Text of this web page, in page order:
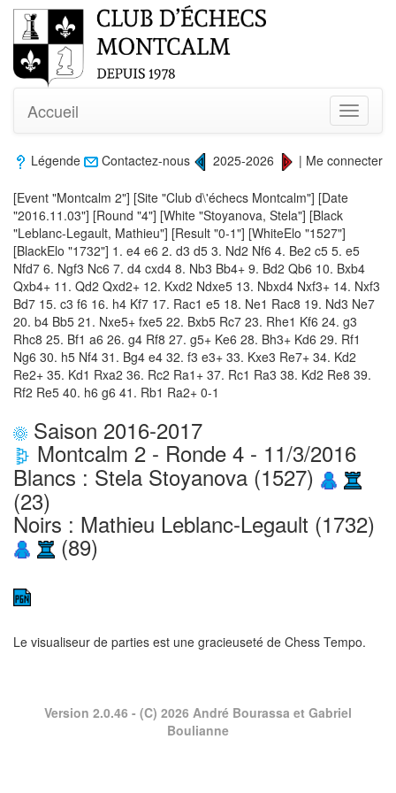
Toggle
Accueil
Légende Contactez-nous 2025-2026 | Me connecter
[Event "Montcalm 2"] [Site "Club d\'échecs Montcalm"] [Date
"2016.11.03"] [Round "4"] [White "Stoyanova, Stela"] [Black
"Leblanc-Legault, Mathieu"] [Result "0-1"] [WhiteElo "1527"]
[BlackElo "1732"] 1. e4 e6 2. d3 d5 3. Nd2 Nf6 4. Be2 c5 5. e5
Nfd7 6. Ngf3 Nc6 7. d4 cxd4 8. Nb3 Bb4+ 9. Bd2 Qb6 10. Bxb4
Qxb4+ 11. Qd2 Qxd2+ 12. Kxd2 Ndxe5 13. Nbxd4 Nxf3+ 14. Nxf3
Bd7 15. c3 f6 16. h4 Kf7 17. Rac1 e5 18. Ne1 Rac8 19. Nd3 Ne7
20. b4 Bb5 21. Nxe5+ fxe5 22. Bxb5 Rc7 23. Rhe1 Kf6 24. g3
Rhc8 25. Bf1 a6 26. g4 Rf8 27. g5+ Ke6 28. Bh3+ Kd6 29. Rf1
Ng6 30. h5 Nf4 31. Bg4 e4 32. f3 e3+ 33. Kxe3 Re7+ 34. Kd2
Re2+ 35. Kd1 Rxa2 36. Rc2 Ra1+ 37. Rc1 Ra3 38. Kd2 Re8 39.
Rf2 Re5 40. h6 g6 41. Rb1 Ra2+ 0-1
Saison 2016-2017
Montcalm 2 - Ronde 4 - 11/3/2016
Blancs : Stela Stoyanova (1527)
(23)
Noirs : Mathieu Leblanc-Legault (1732)
(89)
Le visualiseur de parties est une gracieuseté de Chess Tempo.
Version 2.0.46 - (C) 2026 André Bourassa et Gabriel
Boulianne